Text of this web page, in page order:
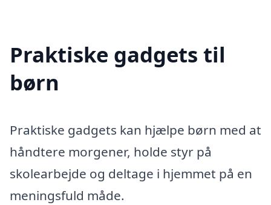
Praktiske gadgets til
børn
Praktiske gadgets kan hjælpe børn med at
håndtere morgener, holde styr på
skolearbejde og deltage i hjemmet på en
meningsfuld måde.